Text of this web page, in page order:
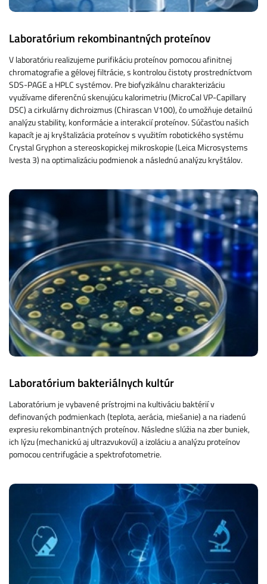
Laboratórium rekombinantných proteínov
V laboratóriu realizujeme purifikáciu proteínov pomocou afinitnej
chromatografie a gélovej filtrácie, s kontrolou čistoty prostredníctvom
SDS-PAGE a HPLC systémov. Pre biofyzikálnu charakterizáciu
využívame diferenčnú skenujúcu kalorimetriu (MicroCal VP-Capillary
DSC) a cirkulárny dichroizmus (Chirascan V100), čo umožňuje detailnú
analýzu stability, konformácie a interakcií proteínov. Súčasťou našich
kapacít je aj kryštalizácia proteínov s využitím robotického systému
Crystal Gryphon a stereoskopickej mikroskopie (Leica Microsystems
Ivesta 3) na optimalizáciu podmienok a následnú analýzu kryštálov.
Laboratórium bakteriálnych kultúr
Laboratórium je vybavené prístrojmi na kultiváciu baktérií v
definovaných podmienkach (teplota, aerácia, miešanie) a na riadenú
expresiu rekombinantných proteínov. Následne slúžia na zber buniek,
ich lýzu (mechanickú aj ultrazvukovú) a izoláciu a analýzu proteínov
pomocou centrifugácie a spektrofotometrie.